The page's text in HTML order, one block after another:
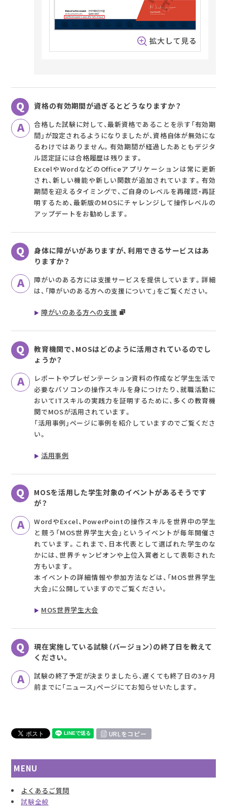
資格の有効期間が過ぎるとどうなりますか？
合格した試験に対して、最新資格であることを示す「有効期
間」が設定されるようになりましたが、資格自体が無効にな
るわけではありません。有効期間が経過したあともデジタ
ル認定証には合格履歴は残ります。
ExcelやWordなどのOfficeアプリケーションは常に更新
され、新しい機能や新しい関数が追加されています。有効
期間を迎えるタイミングで、ご自身のレベルを再確認・再証
明するため、最新版のMOSにチャレンジして操作レベルの
アップデートをお勧めします。
身体に障がいがありますが、利用できるサービスはあ
りますか？
障がいのある方には支援サービスを提供しています。詳細
は、「障がいのある方への支援について」をご覧ください。
障がいのある方への支援
教育機関で、MOSはどのように活用されているのでし
ょうか？
レポートやプレゼンテーション資料の作成など学生生活で
必要なパソコンの操作スキルを身につけたり、就職活動に
おいてITスキルの実践力を証明するために、多くの教育機
関でMOSが活用されています。
「活用事例」ページに事例を紹介していますのでご覧くださ
い。
活用事例
MOSを活用した学生対象のイベントがあるそうです
が？
WordやExcel、PowerPointの操作スキルを世界中の学生
と競う「MOS世界学生大会」というイベントが毎年開催さ
れています。これまで、日本代表として選ばれた学生のな
かには、世界チャンピオンや上位入賞者として表彰された
方もいます。
本イベントの詳細情報や参加方法などは、「MOS世界学生
大会」に公開していますのでご覧ください。
MOS世界学生大会
現在実施している試験（バージョン）の終了日を教えて
ください。
試験の終了予定が決まりましたら、遅くても終了日の3ヶ月
前までに「ニュース」ページにてお知らせいたします。
URLをコピー
MENU
よくあるご質問
試験全般